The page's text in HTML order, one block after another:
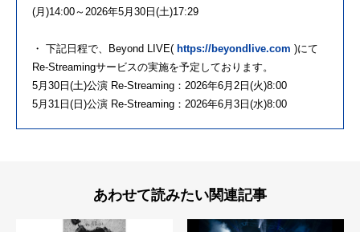
(月)14:00～2026年5月30日(土)17:29
・ 下記日程で、Beyond LIVE( https://beyondlive.com )にて
Re-Streamingサービスの実施を予定しております。
5月30日(土)公演 Re-Streaming：2026年6月2日(火)8:00
5月31日(日)公演 Re-Streaming：2026年6月3日(水)8:00
あわせて読みたい関連記事